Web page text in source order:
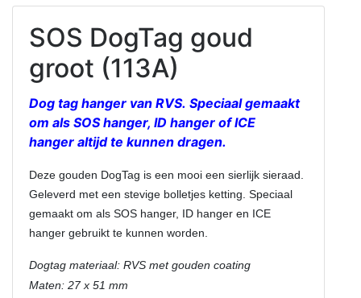
SOS DogTag goud
groot (113A)
Dog tag hanger van RVS. Speciaal gemaakt
om als SOS hanger, ID hanger of ICE
hanger altijd te kunnen dragen.
Deze gouden DogTag is een mooi een sierlijk sieraad.
Geleverd met een stevige bolletjes ketting. Speciaal
gemaakt om als SOS hanger, ID hanger en ICE
hanger gebruikt te kunnen worden.
Dogtag materiaal: RVS met gouden coating
Maten: 27 x 51 mm